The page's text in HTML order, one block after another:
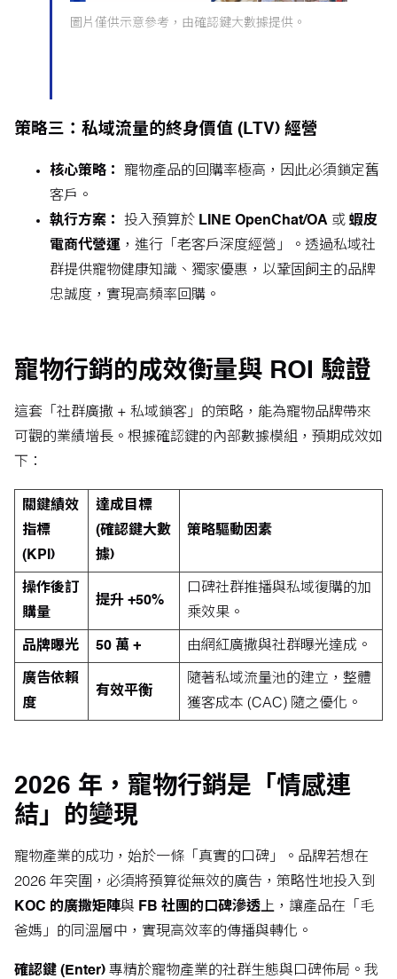
圖片僅供示意參考，由確認鍵大數據提供。
策略三：私域流量的終身價值 (LTV) 經營
核心策略：
寵物產品的回購率極高，因此必須鎖定舊
客戶。
執行方案：
投入預算於 LINE OpenChat/OA 或 蝦皮
電商代營運 ，進行「老客戶深度經營」。透過私域社
群提供寵物健康知識、獨家優惠，以鞏固飼主的品牌
忠誠度，實現高頻率回購。
寵物行銷的成效衡量與 ROI 驗證
這套「社群廣撒 + 私域鎖客」的策略，能為寵物品牌帶來
可觀的業績增長。根據確認鍵的內部數據模組，預期成效如
下：
關鍵績效
指標
(KPI)
達成目標
(確認鍵大數
據)
策略驅動因素
操作後訂
購量
提升 +50%
口碑社群推播與私域復購的加
乘效果。
品牌曝光 50 萬 + 由網紅廣撒與社群曝光達成。
廣告依賴
度
有效平衡
隨著私域流量池的建立，整體
獲客成本 (CAC) 隨之優化。
2026 年，寵物行銷是「情感連
結」的變現
寵物產業的成功，始於一條「真實的口碑」。品牌若想在
2026 年突圍，必須將預算從無效的廣告，策略性地投入到
KOC 的廣撒矩陣與 FB 社團的口碑滲透上，讓產品在「毛
爸媽」的同溫層中，實現高效率的傳播與轉化。
確認鍵 (Enter) 專精於寵物產業的社群生態與口碑佈局。我